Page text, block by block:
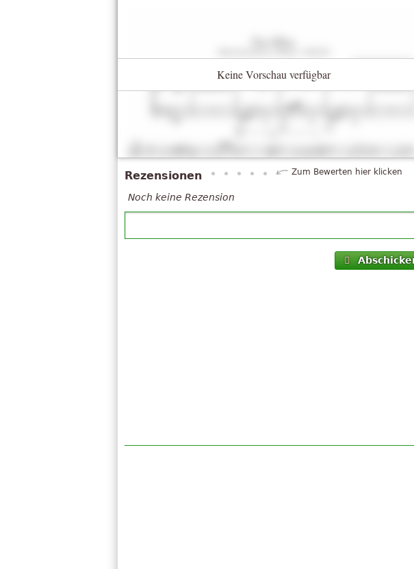
Keine Vorschau verfügbar
Rezensionen Zum Bewerten hier klicken
Noch keine Rezension